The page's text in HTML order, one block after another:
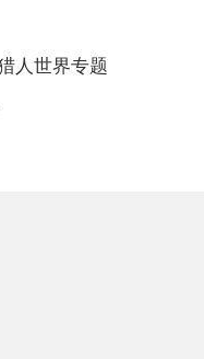
人世界专题